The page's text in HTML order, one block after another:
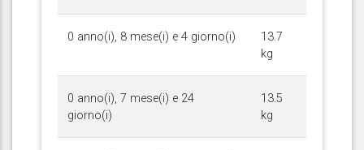
0 anno(i), 8 mese(i) e 4 giorno(i)
13.7
kg
0 anno(i), 7 mese(i) e 24
giorno(i)
13.5
kg